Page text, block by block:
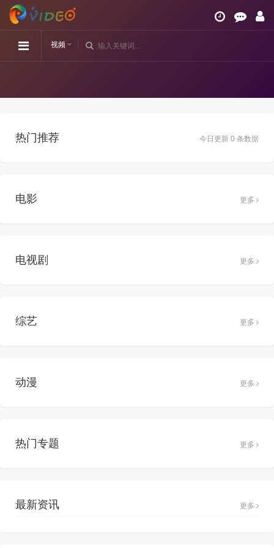
视频
今日更新 0 条数据
热门推荐
电影 更多
电视剧 更多
综艺 更多
动漫 更多
热门专题 更多
最新资讯 更多